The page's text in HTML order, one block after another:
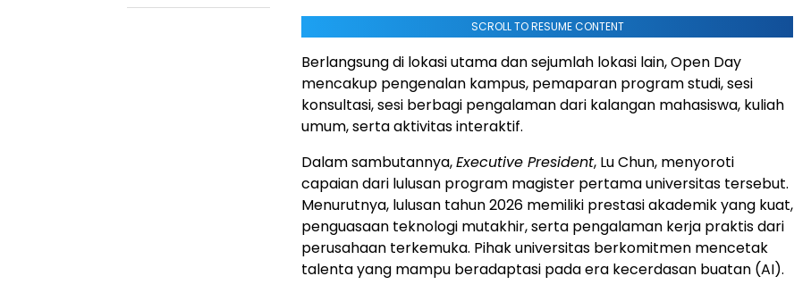
SCROLL TO RESUME CONTENT
Berlangsung di lokasi utama dan sejumlah lokasi lain, Open Day
mencakup pengenalan kampus, pemaparan program studi, sesi
konsultasi, sesi berbagi pengalaman dari kalangan mahasiswa, kuliah
umum, serta aktivitas interaktif.
Dalam sambutannya,Executive President, Lu Chun, menyoroti
capaian dari lulusan program magister pertama universitas tersebut.
Menurutnya, lulusan tahun 2026 memiliki prestasi akademik yang kuat,
penguasaan teknologi mutakhir, serta pengalaman kerja praktis dari
perusahaan terkemuka. Pihak universitas berkomitmen mencetak
talenta yang mampu beradaptasi pada era kecerdasan buatan (AI).